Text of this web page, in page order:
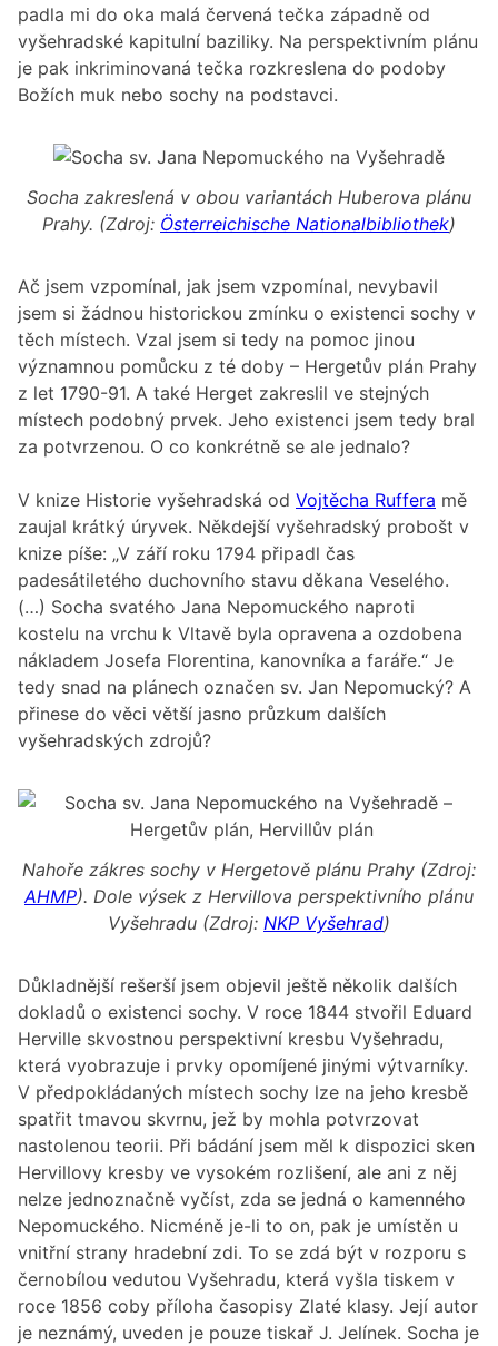
padla mi do oka malá červená tečka západně od
vyšehradské kapitulní baziliky. Na perspektivním plánu
je pak inkriminovaná tečka rozkreslena do podoby
Božích muk nebo sochy na podstavci.
Socha zakreslená v obou variantách Huberova plánu
Prahy. (Zdroj: Österreichische Nationalbibliothek)
Ač jsem vzpomínal, jak jsem vzpomínal, nevybavil
jsem si žádnou historickou zmínku o existenci sochy v
těch místech. Vzal jsem si tedy na pomoc jinou
významnou pomůcku z té doby – Hergetův plán Prahy
z let 1790-91. A také Herget zakreslil ve stejných
místech podobný prvek. Jeho existenci jsem tedy bral
za potvrzenou. O co konkrétně se ale jednalo?
V knize Historie vyšehradská od Vojtěcha Ruffera mě
zaujal krátký úryvek. Někdejší vyšehradský probošt v
knize píše: „V září roku 1794 připadl čas
padesátiletého duchovního stavu děkana Veselého.
(…) Socha svatého Jana Nepomuckého naproti
kostelu na vrchu k Vltavě byla opravena a ozdobena
nákladem Josefa Florentina, kanovníka a faráře.“ Je
tedy snad na plánech označen sv. Jan Nepomucký? A
přinese do věci větší jasno průzkum dalších
vyšehradských zdrojů?
Nahoře zákres sochy v Hergetově plánu Prahy (Zdroj:
AHMP). Dole výsek z Hervillova perspektivního plánu
Vyšehradu (Zdroj: NKP Vyšehrad)
Důkladnější rešerší jsem objevil ještě několik dalších
dokladů o existenci sochy. V roce 1844 stvořil Eduard
Herville skvostnou perspektivní kresbu Vyšehradu,
která vyobrazuje i prvky opomíjené jinými výtvarníky.
V předpokládaných místech sochy lze na jeho kresbě
spatřit tmavou skvrnu, jež by mohla potvrzovat
nastolenou teorii. Při bádání jsem měl k dispozici sken
Hervillovy kresby ve vysokém rozlišení, ale ani z něj
nelze jednoznačně vyčíst, zda se jedná o kamenného
Nepomuckého. Nicméně je-li to on, pak je umístěn u
vnitřní strany hradební zdi. To se zdá být v rozporu s
černobílou vedutou Vyšehradu, která vyšla tiskem v
roce 1856 coby příloha časopisy Zlaté klasy. Její autor
je neznámý, uveden je pouze tiskař J. Jelínek. Socha je